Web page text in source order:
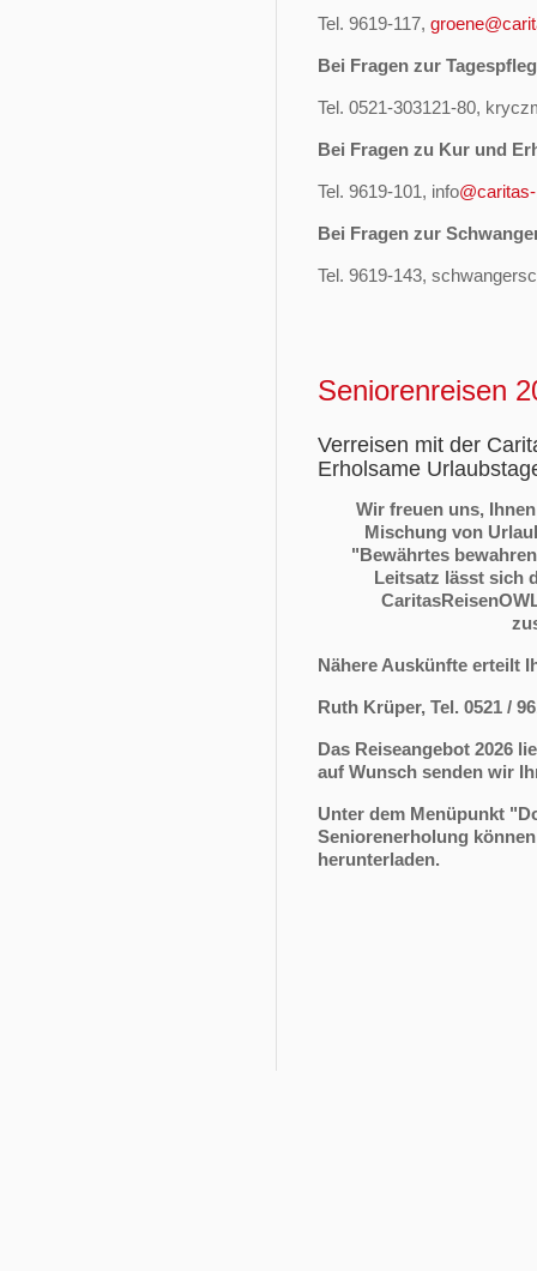
Tel. 9619-117,
Bei Fragen zur
Tel. 0521-303121-80,
Bei Fragen zu Kur und
Tel. 9619-101, info
Bei Fragen zur
Tel. 9619-143,
Seniorenreisen
Verreisen mit der
Erholsame
Wir freuen uns,
Mischung von
"Bewährtes
Leitsatz lässt sich
Nähere Auskünfte erteilt
Ruth Krüper, Tel. 0521 /
Das Reiseangebot 2026
auf Wunsch senden wir
Unter dem Menüpunkt
Seniorenerholung
herunterladen.